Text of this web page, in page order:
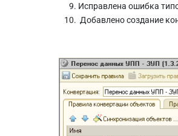
Исправлена ошибка
Добавлено создание